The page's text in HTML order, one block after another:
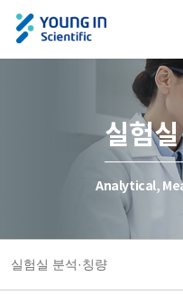
실험
Analytical,